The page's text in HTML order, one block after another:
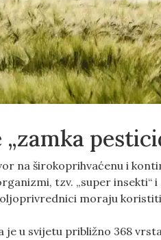
„zamka
na širokoprihvaćenu i
tzv. „super insekti“
moraju koristiti
je u svijetu približno 368